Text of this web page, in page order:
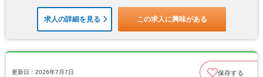
求人の詳細を見る この求人に興味がある
更新日：2026年7月7日 保存する